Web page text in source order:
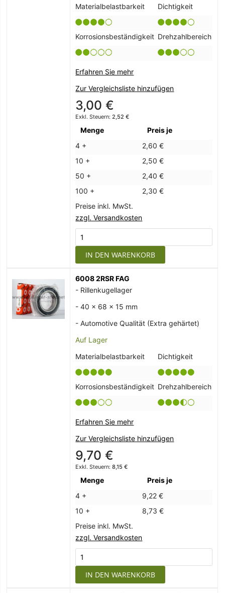
Materialbelastbarkeit Dichtigkeit
Korrosionsbeständigkeit Drehzahlbereich
Erfahren Sie mehr
Zur Vergleichsliste hinzufügen
3,00 €
2,52 €
Menge
Preis je
4 +
2,60 €
10 +
2,50 €
50 +
2,40 €
100 +
2,30 €
Preise inkl. MwSt.
zzgl. Versandkosten
IN DEN WARENKORB
6008 2RSR FAG
- Rillenkugellager
- 40 x 68 x 15 mm
- Automotive Qualität (Extra gehärtet)
Auf Lager
Materialbelastbarkeit
Dichtigkeit
Korrosionsbeständigkeit Drehzahlbereich
Erfahren Sie mehr
Zur Vergleichsliste hinzufügen
9,70 €
8,15 €
Menge
Preis je
4 +
9,22 €
10 +
8,73 €
Preise inkl. MwSt.
zzgl. Versandkosten
IN DEN WARENKORB